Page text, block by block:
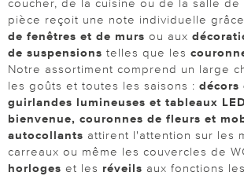
coucher, de la cuisine ou de la salle de
pièce reçoit une note individuelle
de fenêtres et de murs ou aux
de suspensions telles que les
Notre assortiment comprend un large
les goûts et toutes les saisons : décors
guirlandes lumineuses et tableaux
bienvenue, couronnes de fleurs et
autocollants attirent l'attention sur les
carreaux ou même les couvercles de
horloges et les réveils aux fonctions